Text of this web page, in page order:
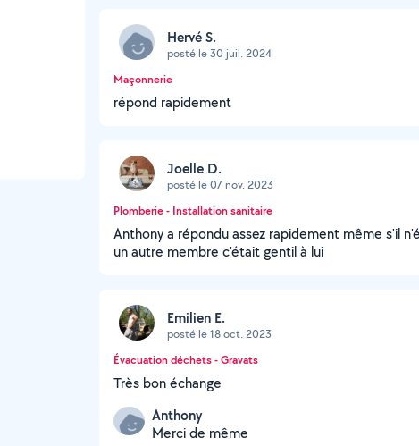
Hervé S.
posté le 30 juil. 2024
Maçonnerie
répond rapidement
Joelle D.
posté le 07 nov. 2023
Plomberie - Installation sanitaire
Anthony a répondu assez rapidement même s'il
un autre membre c'était gentil à lui
Emilien E.
posté le 18 oct. 2023
Évacuation déchets - Gravats
Très bon échange
Anthony
Merci de même